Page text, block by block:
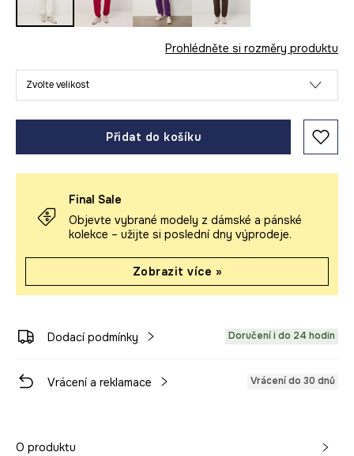
Prohlédněte si rozměry produktu
Zvolte velikost
Přidat do košíku
Final Sale
Objevte vybrané modely z dámské a pánské
kolekce – užijte si poslední dny výprodeje.
Zobrazit více »
Dodací podmínky Doručení i do 24 hodin
Vrácení a reklamace Vrácení do 30 dnů
O produktu